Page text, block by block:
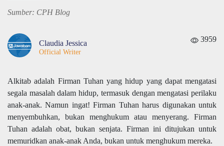
Sumber: CPH Blog
Claudia Jessica
Official Writer
3959
Alkitab adalah Firman Tuhan yang hidup yang dapat mengatasi
segala masalah dalam hidup, termasuk dengan mengatasi perilaku
anak-anak. Namun ingat! Firman Tuhan harus digunakan untuk
menyembuhkan, bukan menghukum atau menyerang. Firman
Tuhan adalah obat, bukan senjata. Firman ini ditujukan untuk
memuridkan anak-anak Anda, bukan untuk menghukum mereka.